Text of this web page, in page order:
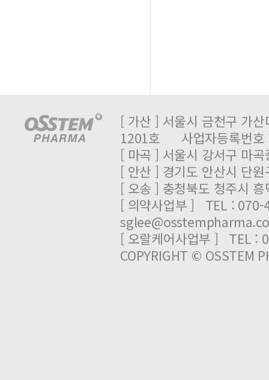
[ 가산 ] 서울시 금천구 가
1201호 사업자등록번
[ 마곡 ] 서울시 강서구 마
[ 안산 ] 경기도 안산시 단
[ 오송 ] 충청북도 청주시
[ 의약사업부 ] TEL :
[ 오랄케어사업부 ] TEL
COPYRIGHT © OSSTEM